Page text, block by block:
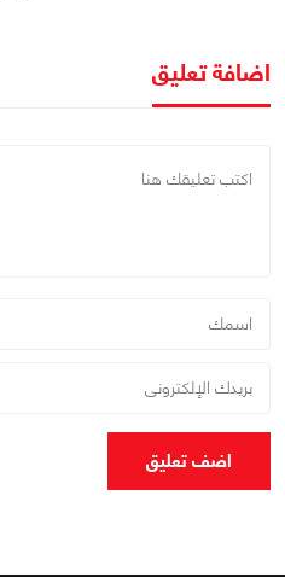
اضافة تعليق
اضف تعليق